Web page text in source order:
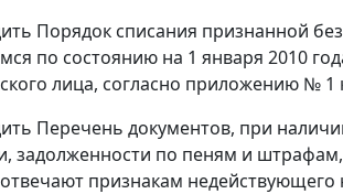
Порядок списания признанной
по состоянию на 1 января 2010
лица, согласно приложению № 1
Перечень документов, при
задолженности по пеням и
признакам